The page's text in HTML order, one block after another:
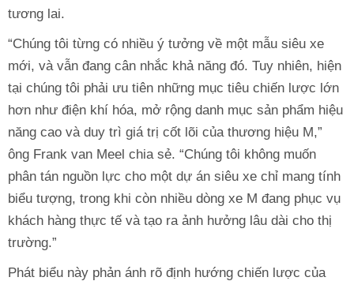
tương lai.
“Chúng tôi từng có nhiều ý tưởng về một mẫu siêu xe
mới, và vẫn đang cân nhắc khả năng đó. Tuy nhiên, hiện
tại chúng tôi phải ưu tiên những mục tiêu chiến lược lớn
hơn như điện khí hóa, mở rộng danh mục sản phẩm hiệu
năng cao và duy trì giá trị cốt lõi của thương hiệu M,”
ông Frank van Meel chia sẻ. “Chúng tôi không muốn
phân tán nguồn lực cho một dự án siêu xe chỉ mang tính
biểu tượng, trong khi còn nhiều dòng xe M đang phục vụ
khách hàng thực tế và tạo ra ảnh hưởng lâu dài cho thị
trường.”
Phát biểu này phản ánh rõ định hướng chiến lược của